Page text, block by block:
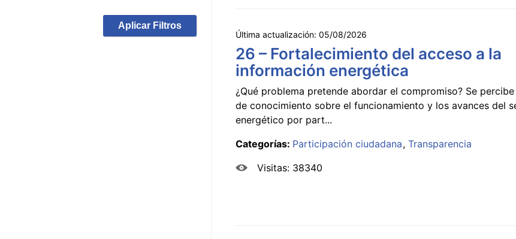
Aplicar Filtros
Última actualización: 05/08/2026
26 – Fortalecimiento del acceso a la
información energética
¿Qué problema pretende abordar el compromiso? Se
de conocimiento sobre el funcionamiento y los avances del
energético por part...
Categorías: Participación ciudadana Transparencia
Visitas: 38340